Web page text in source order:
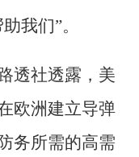
我们”。
透社透露，美
欧洲建立导弹
务所需的高需